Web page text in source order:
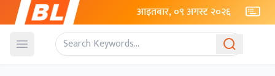
आइतबार, ०९ अगस्ट २०२६
Open menu